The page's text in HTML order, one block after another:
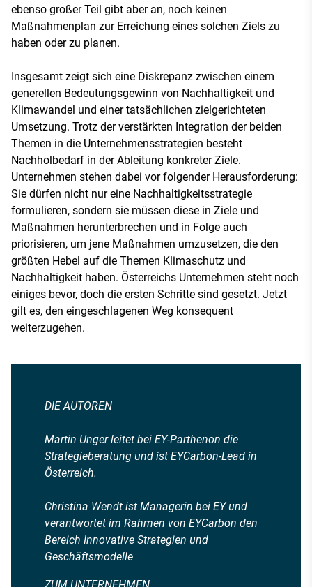
ebenso großer Teil gibt aber an, noch keinen
Maßnahmenplan zur Erreichung eines solchen Ziels zu
haben oder zu planen.
Insgesamt zeigt sich eine Diskrepanz zwischen einem
generellen Bedeutungsgewinn von Nachhaltigkeit und
Klimawandel und einer tatsächlichen zielgerichteten
Umsetzung. Trotz der verstärkten Integration der beiden
Themen in die Unternehmensstrategien besteht
Nachholbedarf in der Ableitung konkreter Ziele.
Unternehmen stehen dabei vor folgender Herausforderung:
Sie dürfen nicht nur eine Nachhaltigkeitsstrategie
formulieren, sondern sie müssen diese in Ziele und
Maßnahmen herunterbrechen und in Folge auch
priorisieren, um jene Maßnahmen umzusetzen, die den
größten Hebel auf die Themen Klimaschutz und
Nachhaltigkeit haben. Österreichs Unternehmen steht noch
einiges bevor, doch die ersten Schritte sind gesetzt. Jetzt
gilt es, den eingeschlagenen Weg konsequent
weiterzugehen.
DIE AUTOREN
Martin Unger leitet bei EY-Parthenon die
Strategieberatung und ist EYCarbon-Lead in
Österreich.
Christina Wendt ist Managerin bei EY und
verantwortet im Rahmen von EYCarbon den
Bereich Innovative Strategien und
Geschäftsmodelle
ZUM UNTERNEHMEN